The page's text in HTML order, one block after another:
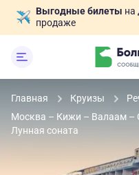
Выгодные билеты на
продаже
Главная Круизы
Москва – Кижи – Валаам –
Лунная соната